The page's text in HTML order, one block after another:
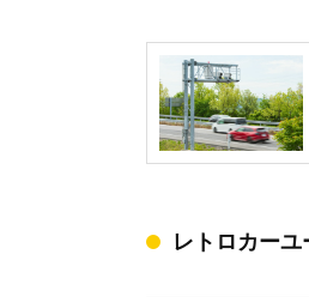
レトロカー